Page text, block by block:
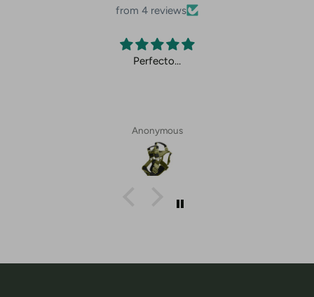
from 4 reviews
Perfecto…
Anonymous